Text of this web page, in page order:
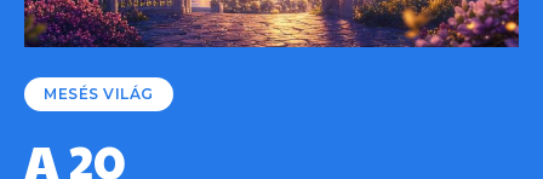
MESÉS VILÁG
A 20